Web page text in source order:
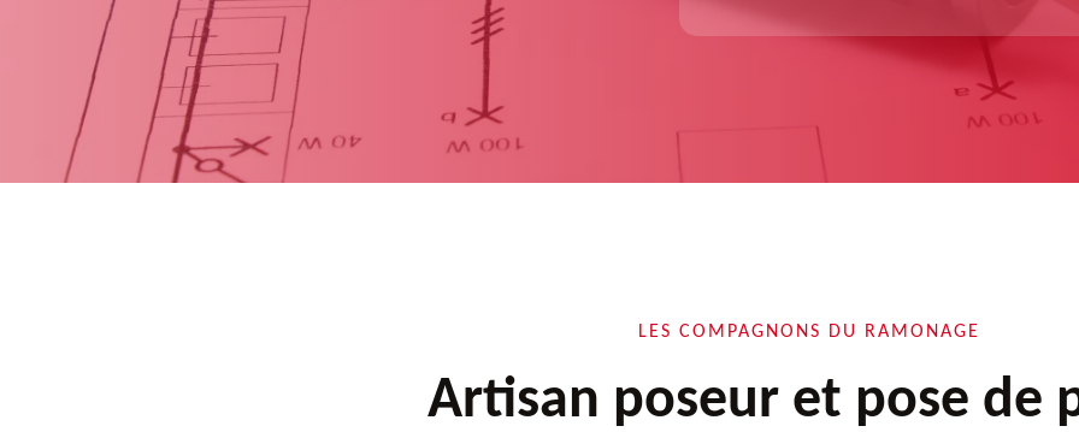
LES COMPAGNONS DU RAMONAGE
Artisan poseur et pose de